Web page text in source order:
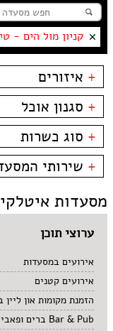
קניון מול הים -
+ איזורים
אילת
מרינה
פארק אופירה
פארק הקרח
קניון מול הים - טיילת
+ סגנון אוכל
בשרים
דגים
צמחוני/טבעוני
פירות ים
סושי
אוכל ביתי
+ סוג כשרות
כשרות
כשר למהדרין
+ שירותי
משלוחים
מסעדות
ערוצי תוכן
אירועים במסעדות
אירועים קטנים
הזמנת מקומות און
Bar & Pub ברים ופאבים